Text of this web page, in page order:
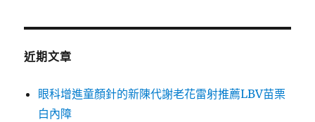
近期文章
眼科增進童顏針的新陳代謝老花雷射推薦LBV苗栗
白內障